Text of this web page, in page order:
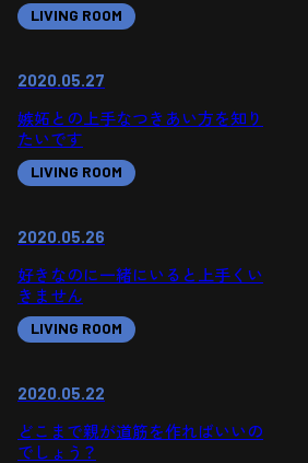
LIVING ROOM
2020.05.27
嫉妬との上手なつきあい方を知り
たいです
LIVING ROOM
2020.05.26
好きなのに一緒にいると上手くい
きません
LIVING ROOM
2020.05.22
どこまで親が道筋を作ればいいの
でしょう？